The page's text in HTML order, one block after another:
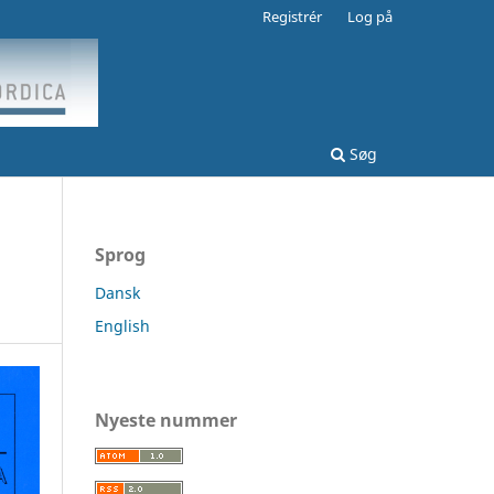
Søg
Registrér Log på
Sprog
Dansk
English
Nyeste nummer